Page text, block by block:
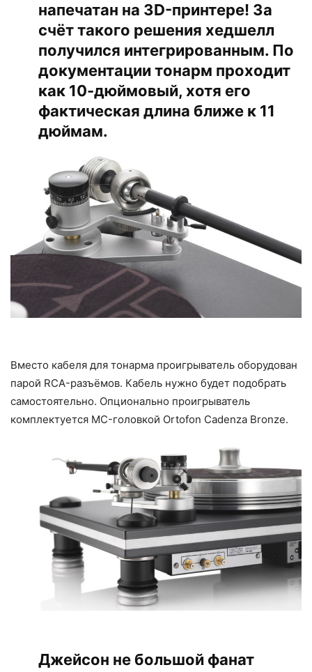
напечатан на 3D-принтере! За
счёт такого решения хедшелл
получился интегрированным. По
документации тонарм проходит
как 10-дюймовый, хотя его
фактическая длина ближе к 11
дюймам.
Вместо кабеля для тонарма проигрыватель оборудован
парой RCA-разъёмов. Кабель нужно будет подобрать
самостоятельно. Опционально проигрыватель
комплектуется MC-головкой Ortofon Cadenza Bronze.
Джейсон не большой фанат